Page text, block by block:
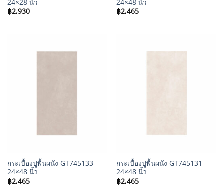
24×28 นิ้ว
฿2,930
24×48 นิ้ว
฿2,465
กระเบื้องปูพื้นผนัง GT745133
24×48 นิ้ว
฿2,465
กระเบื้องปูพื้นผนัง GT745131
24×48 นิ้ว
฿2,465